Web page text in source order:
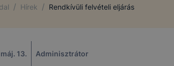
/ Hírek / Rendkívüli felvételi eljárás
13. Adminisztrátor